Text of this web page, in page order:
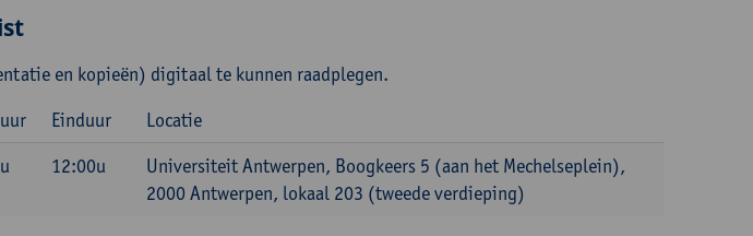
en kopieën) digitaal te kunnen raadplegen.
Einduur
Locatie
12:00u
Universiteit Antwerpen, Boogkeers 5 (aan het Mechelseplein),
2000 Antwerpen, lokaal 203 (tweede verdieping)